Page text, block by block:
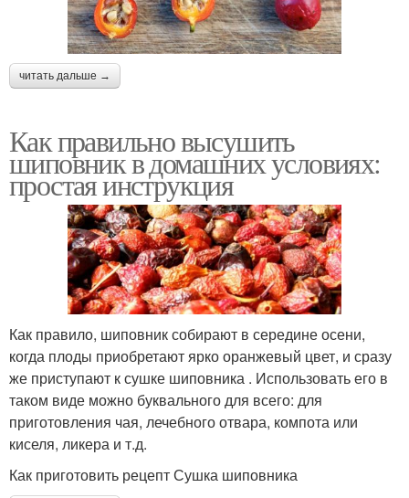
читать дальше →
Как правильно высушить
шиповник в домашних условиях:
простая инструкция
Как правило, шиповник собирают в середине осени,
когда плоды приобретают ярко оранжевый цвет, и сразу
же приступают к сушке шиповника . Использовать его в
таком виде можно буквального для всего: для
приготовления чая, лечебного отвара, компота или
киселя, ликера и т.д.
Как приготовить рецепт Сушка шиповника